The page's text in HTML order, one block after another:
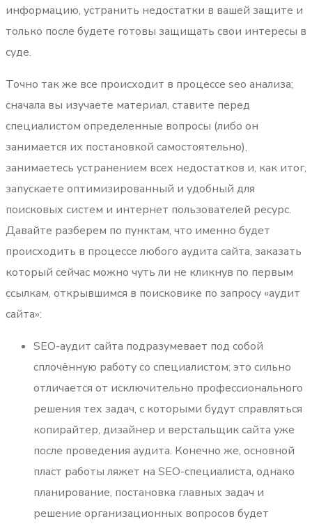
информацию, устранить недостатки в вашей защите и
только после будете готовы защищать свои интересы в
суде.
Точно так же все происходит в процессе seo анализа;
сначала вы изучаете материал, ставите перед
специалистом определенные вопросы (либо он
занимается их постановкой самостоятельно),
занимаетесь устранением всех недостатков и, как итог,
запускаете оптимизированный и удобный для
поисковых систем и интернет пользователей ресурс.
Давайте разберем по пунктам, что именно будет
происходить в процессе любого аудита сайта, заказать
который сейчас можно чуть ли не кликнув по первым
ссылкам, открывшимся в поисковике по запросу «аудит
сайта»:
SEO-аудит сайта подразумевает под собой
сплочённую работу со специалистом; это сильно
отличается от исключительно профессионального
решения тех задач, с которыми будут справляться
копирайтер, дизайнер и верстальщик сайта уже
после проведения аудита. Конечно же, основной
пласт работы ляжет на SEO-специалиста, однако
планирование, постановка главных задач и
решение организационных вопросов будет